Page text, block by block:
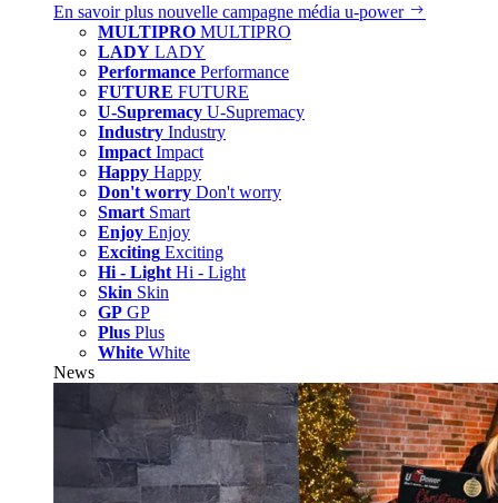
En savoir plus nouvelle campagne média u‑power
MULTIPRO MULTIPRO
LADY LADY
Performance Performance
FUTURE FUTURE
U-Supremacy U-Supremacy
Industry Industry
Impact Impact
Happy Happy
Don't worry Don't worry
Smart Smart
Enjoy Enjoy
Exciting Exciting
Hi - Light Hi - Light
Skin Skin
GP GP
Plus Plus
White White
News